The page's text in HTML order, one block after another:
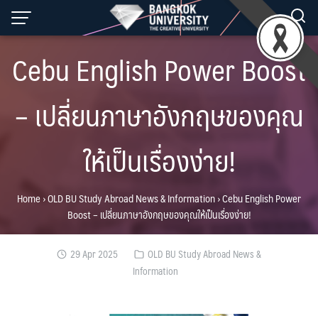
Skip
Cebu English Power Boost
– เปลี่ยนภาษาอังกฤษของคุณ
ให้เป็นเรื่องง่าย!
Home›OLD BU Study Abroad News & Information›Cebu English Power
Boost – เปลี่ยนภาษาอังกฤษของคุณให้เป็นเรื่องง่าย!
29 Apr 2025
OLD BU Study Abroad News &
Information